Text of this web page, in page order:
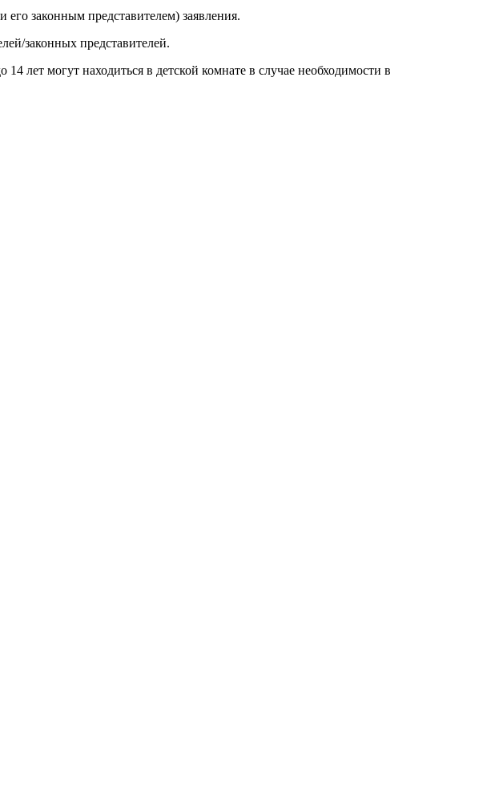
законным представителем) заявления.
законных представителей.
лет могут находиться в детской комнате в случае необходимости в